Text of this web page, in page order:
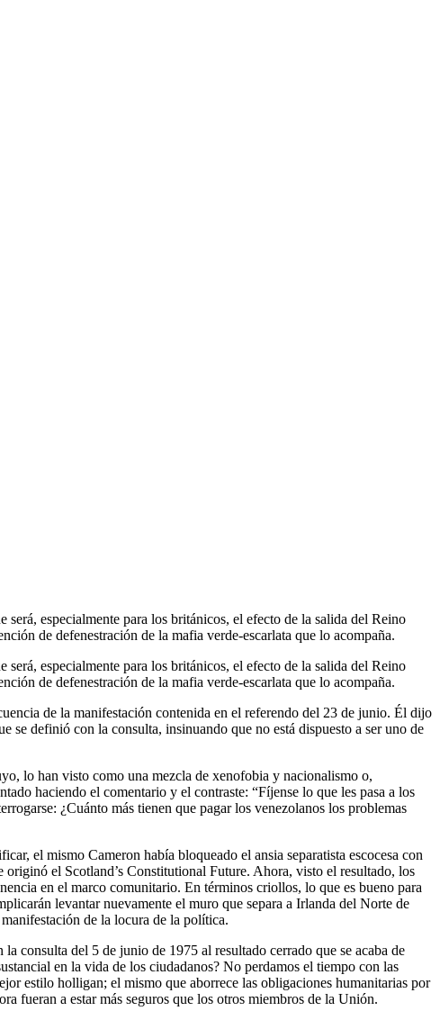
especialmente para los británicos, el efecto de la salida del Reino
de defenestración de la mafia verde-escarlata que lo acompaña.
especialmente para los británicos, el efecto de la salida del Reino
de defenestración de la mafia verde-escarlata que lo acompaña.
de la manifestación contenida en el referendo del 23 de junio. Él dijo
definió con la consulta, insinuando que no está dispuesto a ser uno de
lo han visto como una mezcla de xenofobia y nacionalismo o,
haciendo el comentario y el contraste: “Fíjense lo que les pasa a los
¿Cuánto más tienen que pagar los venezolanos los problemas
el mismo Cameron había bloqueado el ansia separatista escocesa con
el Scotland’s Constitutional Future. Ahora, visto el resultado, los
en el marco comunitario. En términos criollos, lo que es bueno para
levantar nuevamente el muro que separa a Irlanda del Norte de
de la locura de la política.
consulta del 5 de junio de 1975 al resultado cerrado que se acaba de
en la vida de los ciudadanos? No perdamos el tiempo con las
estilo holligan; el mismo que aborrece las obligaciones humanitarias por
fueran a estar más seguros que los otros miembros de la Unión.